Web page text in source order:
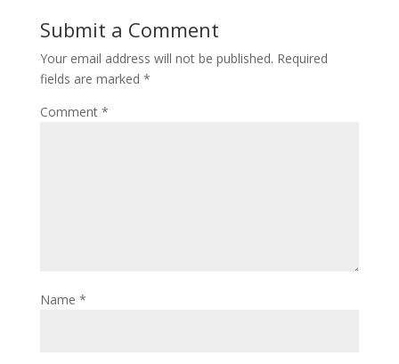
Submit a Comment
Your email address will not be published. Required
fields are marked *
Comment *
Name *